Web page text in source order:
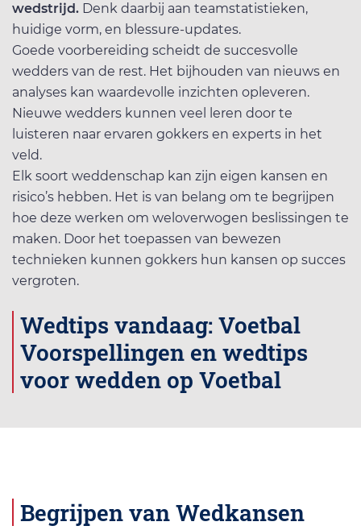
wedstrijd. Denk daarbij aan teamstatistieken,
huidige vorm, en blessure-updates.
Goede voorbereiding scheidt de succesvolle
wedders van de rest. Het bijhouden van nieuws en
analyses kan waardevolle inzichten opleveren.
Nieuwe wedders kunnen veel leren door te
luisteren naar ervaren gokkers en experts in het
veld.
Elk soort weddenschap kan zijn eigen kansen en
risico’s hebben. Het is van belang om te begrijpen
hoe deze werken om weloverwogen beslissingen te
maken. Door het toepassen van bewezen
technieken kunnen gokkers hun kansen op succes
vergroten.
Wedtips vandaag: Voetbal
Voorspellingen en wedtips
voor wedden op Voetbal
Begrijpen van Wedkansen